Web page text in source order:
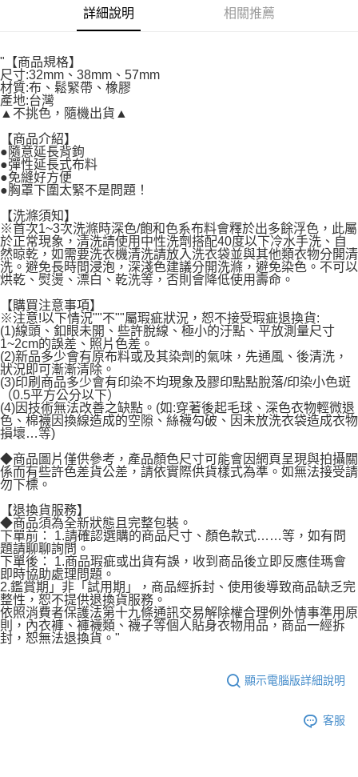
每筆NT$60，滿NT$599(含以上)免運費
每筆NT$60，滿NT$599(含以上)免運費
宅配
每筆NT$120，滿NT$1,999(含以上)免運費
詳細說明 相關推薦
"【商品規格】
尺寸:32mm、38mm、57mm
材質:布、鬆緊帶、橡膠
產地:台灣
▲不挑色，隨機出貨▲
【商品介紹】
●隨意延長背鉤
●彈性延長式布料
●免縫好方便
●胸罩下圍太緊不是問題！
【洗滌須知】
※首次1~3次洗滌時深色/飽和色系布料會釋於出多餘浮色，此屬
於正常現象，清洗請使用中性洗劑搭配40度以下冷水手洗、自
然晾乾，如需要洗衣機清洗請放入洗衣袋並與其他類衣物分開清
洗。避免長時間浸泡，深淺色建議分開洗滌，避免染色。不可以
烘乾、熨燙、漂白、乾洗等，否則會降低使用壽命。
【購買注意事項】
※注意!以下情況""不""屬瑕疵狀況，恕不接受瑕疵退換貨:
(1)線頭、釦眼未開、些許脫線、極小的汙點、平放測量尺寸
1~2cm的誤差、照片色差。
(2)新品多少會有原布料或及其染劑的氣味，先通風、後清洗，
狀況即可漸漸清除。
(3)印刷商品多少會有印染不均現象及膠印點點脫落/印染小色斑
（0.5平方公分以下）
(4)因技術無法改善之缺點。(如:穿著後起毛球、深色衣物輕微退
色、棉襪因換線造成的空隙、絲襪勾破、因未放洗衣袋造成衣物
損壞…等)
◆商品圖片僅供參考，產品顏色尺寸可能會因網頁呈現與拍攝關
係而有些許色差貨公差，請依實際供貨樣式為準。如無法接受請
勿下標。
【退換貨服務】
◆商品須為全新狀態且完整包裝。
下單前： 1.請確認選購的商品尺寸、顏色款式……等，如有問
題請聊聊詢問。
下單後： 1.商品瑕疵或出貨有誤，收到商品後立即反應佳瑪會
即時協助處理問題。
2.鑑賞期」非「試用期」，商品經拆封、使用後導致商品缺乏完
整性，恕不提供退換貨服務。
依照消費者保護法第十九條通訊交易解除權合理例外情事準用原
則，內衣褲、褲襪類、襪子等個人貼身衣物用品，商品一經拆
封，恕無法退換貨。"
顯示電腦版詳細說明
客服